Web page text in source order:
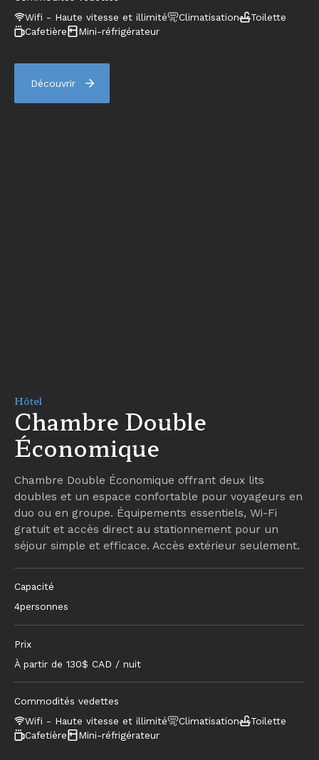
Wifi - Haute vitesse et illimité
Climatisation
Toilette
Cafetière
Mini-réfrigérateur
Découvrir
Hôtel
Chambre Double
Économique
Chambre Double Économique offrant deux lits
doubles et un espace confortable pour voyageurs en
duo ou en groupe. Équipements essentiels, Wi-Fi
gratuit et accès direct au stationnement pour un
séjour simple et efficace. Accès extérieur seulement.
Capacité
4personnes
Prix
À partir de 130$ CAD / nuit
Commodités vedettes
Wifi - Haute vitesse et illimité
Climatisation
Toilette
Cafetière
Mini-réfrigérateur